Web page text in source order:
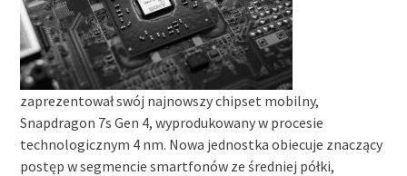
zaprezentował swój najnowszy chipset mobilny,
Snapdragon 7s Gen 4, wyprodukowany w procesie
technologicznym 4 nm. Nowa jednostka obiecuje znaczący
postęp w segmencie smartfonów ze średniej półki,